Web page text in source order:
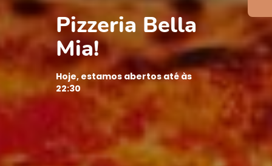
Pizzeria Bella
Mia!
Hoje, estamos abertos até às
22:30